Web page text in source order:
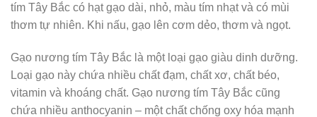
tím Tây Bắc có hạt gạo dài, nhỏ, màu tím nhạt và có mùi
thơm tự nhiên. Khi nấu, gạo lên cơm dẻo, thơm và ngọt.
Gạo nương tím Tây Bắc là một loại gạo giàu dinh dưỡng.
Loại gạo này chứa nhiều chất đạm, chất xơ, chất béo,
vitamin và khoáng chất. Gạo nương tím Tây Bắc cũng
chứa nhiều anthocyanin – một chất chống oxy hóa mạnh